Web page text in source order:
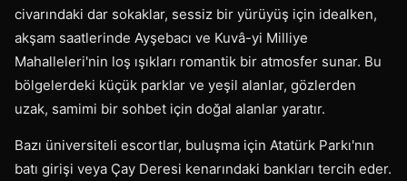
civarındaki dar sokaklar, sessiz bir yürüyüş için idealken,
akşam saatlerinde Ayşebacı ve Kuvâ-yi Milliye
Mahalleleri'nin loş ışıkları romantik bir atmosfer sunar. Bu
bölgelerdeki küçük parklar ve yeşil alanlar, gözlerden
uzak, samimi bir sohbet için doğal alanlar yaratır.
Bazı üniversiteli escortlar, buluşma için Atatürk Parkı'nın
batı girişi veya Çay Deresi kenarındaki bankları tercih eder.